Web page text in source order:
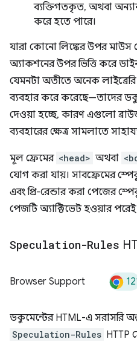
ব্যক্তিগতকৃত, অথবা
করে হতে পারে।
যারা কোনো লিঙ্কের উপর
অ্যাকশনের উপর ভিত্তি করে
যেমনটা অতীতে অনেক লাইব্রেরি
ব্যবহার করে করেছে—তাদের
দেওয়া হচ্ছে, কারণ এগুলো
ব্যবহারের ক্ষেত্র সামলাতে
মূল ফ্রেমের <head> অথবা
যোগ করা যায়। সাবফ্রেমের
এবং প্রি-রেন্ডার করা পেজের
পেজটি অ্যাক্টিভেট হওয়ার
Speculation-Rules
Browser Support
ডকুমেন্টের HTML-এ সরাসরি
Speculation-Rules HTTP